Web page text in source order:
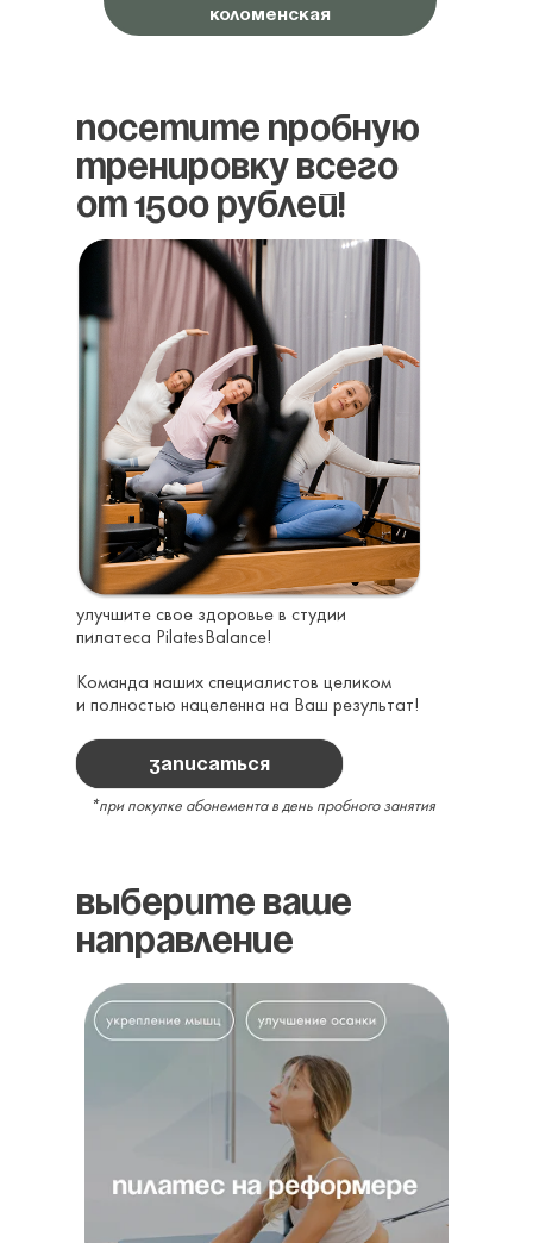
коломенская
Посетите пробную
тренировку всего
от 1500 рублей!
улучшите свое здоровье в студии
пилатеса PilatesBalance!
Команда наших специалистов целиком
и полностью нацеленна на Ваш результат!
*при покупке абонемента в день пробного занятия
записаться
ВЫБЕРИТЕ ВАШЕ
НАПРАВЛЕНИЕ